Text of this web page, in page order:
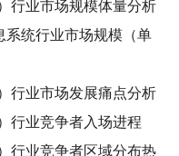
行业市场规模体量分析
系统行业市场规模（单
行业市场发展痛点分析
行业竞争者入场进程
行业竞争者区域分布热